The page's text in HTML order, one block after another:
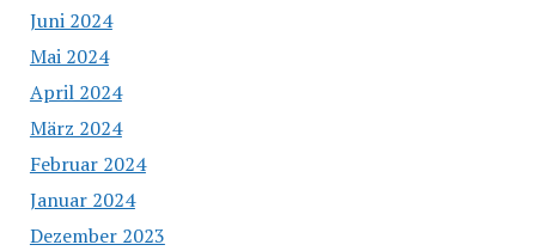
Juni 2024
Mai 2024
April 2024
März 2024
Februar 2024
Januar 2024
Dezember 2023